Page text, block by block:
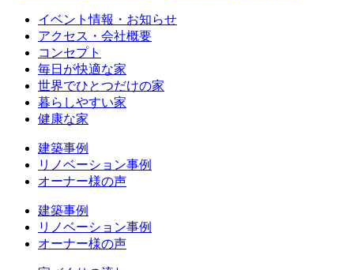
イベント情報・お知らせ
アクセス・会社概要
コンセプト
毎日が快適な家
世界でひとつだけの家
暮らしやすい家
健康な家
建築事例
リノベーション事例
オーナー様の声
建築事例
リノベーション事例
オーナー様の声